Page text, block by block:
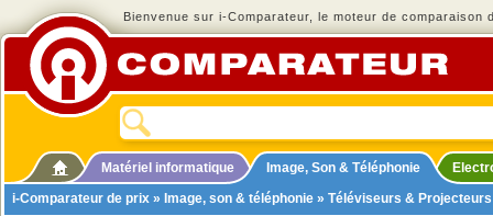
Bienvenue sur i-Comparateur, le moteur de comparaison
Matériel informatique Image, Son & Téléphonie
i-Comparateur de prix » Image, son & téléphonie » Téléviseurs & Projecteurs